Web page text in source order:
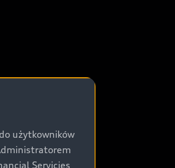
użytkowników
Servicies